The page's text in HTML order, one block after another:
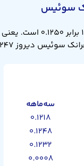
سوئیس
سه‌ماهه
۰.۱۲۱۸
۰.۱۲۴۸
۰.۱۲۳۲
۰.۰۰۰۸